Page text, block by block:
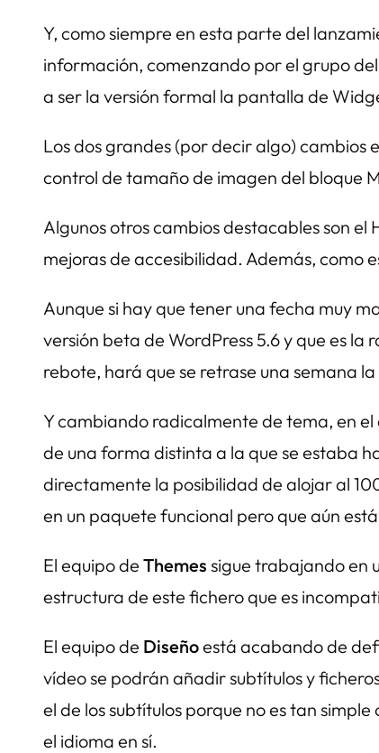
Y, como siempre en esta parte del
información, comenzando por el grupo del
a ser la versión formal la pantalla de
Los dos grandes (por decir algo) cambios
control de tamaño de imagen del bloque
Algunos otros cambios destacables son
mejoras de accesibilidad. Además, como
Aunque si hay que tener una fecha muy
versión beta de WordPress 5.6 y que es
rebote, hará que se retrase una semana
Y cambiando radicalmente de tema, en
de una forma distinta a la que se estaba
directamente la posibilidad de alojar al
en un paquete funcional pero que aún
El equipo de Themes sigue trabajando en
estructura de este fichero que es
El equipo de Diseñoestá acabando de
vídeo se podrán añadir subtítulos y
el de los subtítulos porque no es tan
el idioma en sí.